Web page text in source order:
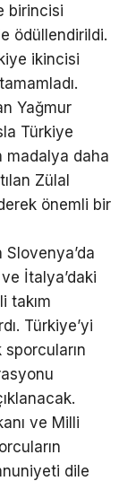
birincisi
ödüllendirildi.
ikincisi
Yağmur
Türkiye
madalya daha
Zülal
önemli bir
İtalya’daki
takım
Türkiye’yi
ve Milli
dile